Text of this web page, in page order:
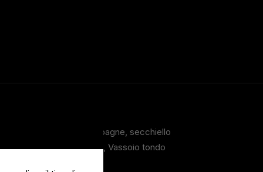
cubo, Secchiello Champagne, secchiello
rettangolo ford green, Vassoio tondo